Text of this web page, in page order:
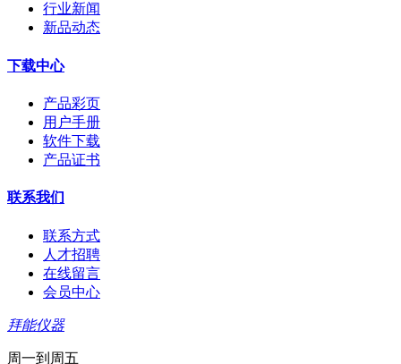
行业新闻
新品动态
下载中心
产品彩页
用户手册
软件下载
产品证书
联系我们
联系方式
人才招聘
在线留言
会员中心
拜能仪器
周一到周五